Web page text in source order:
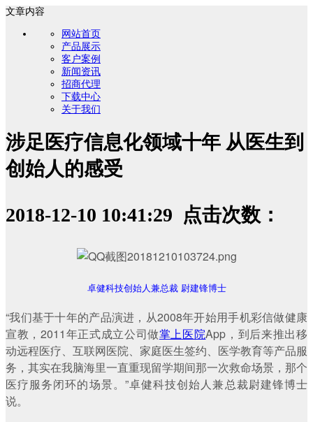
文章内容
网站首页
产品展示
客户案例
新闻资讯
招商代理
下载中心
关于我们
涉足医疗信息化领域十年 从医生到
创始人的感受
2018-12-10 10:41:29 点击次数：
卓健科技创始人兼总裁 尉建锋博士
“我们基于十年的产品演进，从2008年开始用手机彩信做健康
宣教，2011年正式成立公司做掌上医院App，到后来推出移
动远程医疗、互联网医院、家庭医生签约、医学教育等产品服
务，其实在我脑海里一直重现留学期间那一次救命场景，那个
医疗服务闭环的场景。”卓健科技创始人兼总裁尉建锋博士
说。